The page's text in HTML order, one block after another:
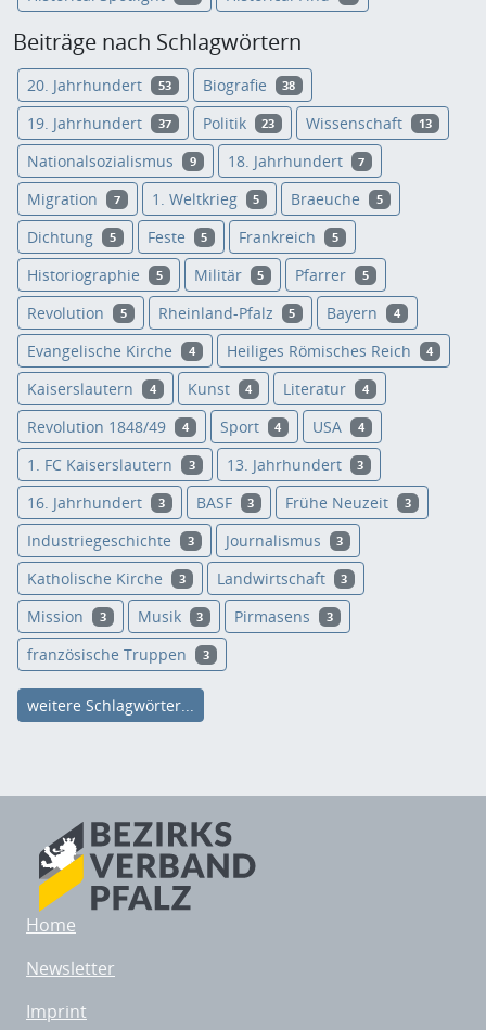
Beiträge nach Schlagwörtern
20. Jahrhundert 53 Biografie 38
19. Jahrhundert 37 Politik 23 Wissenschaft 13
Nationalsozialismus 9 18. Jahrhundert 7
Migration 7 1. Weltkrieg 5 Braeuche 5
Dichtung 5 Feste 5 Frankreich 5
Historiographie 5 Militär 5 Pfarrer 5
Revolution 5 Rheinland-Pfalz 5 Bayern 4
Evangelische Kirche 4 Heiliges Römisches Reich 4
Kaiserslautern 4 Kunst 4 Literatur 4
Revolution 1848/49 4 Sport 4 USA 4
1. FC Kaiserslautern 3 13. Jahrhundert 3
16. Jahrhundert 3 BASF 3 Frühe Neuzeit 3
Industriegeschichte 3 Journalismus 3
Katholische Kirche 3 Landwirtschaft 3
Mission 3 Musik 3 Pirmasens 3
französische Truppen 3
weitere Schlagwörter...
Home
Newsletter
Imprint